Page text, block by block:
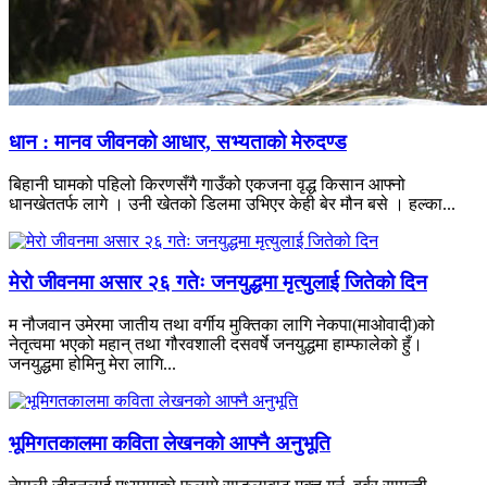
धान : मानव जीवनको आधार, सभ्यताको मेरुदण्ड
बिहानी घामको पहिलो किरणसँगै गाउँको एकजना वृद्ध किसान आफ्नो
धानखेततर्फ लागे । उनी खेतको डिलमा उभिएर केही बेर मौन बसे । हल्का...
मेरो जीवनमा असार २६ गतेः जनयुद्धमा मृत्युलाई जितेको दिन
म नौजवान उमेरमा जातीय तथा वर्गीय मुक्तिका लागि नेकपा(माओवादी)को
नेतृत्वमा भएको महान् तथा गौरवशाली दसवर्षे जनयुद्धमा हाम्फालेको हुँ।
जनयुद्धमा होमिनु मेरा लागि...
भूमिगतकालमा कविता लेखनको आफ्नै अनुभूति